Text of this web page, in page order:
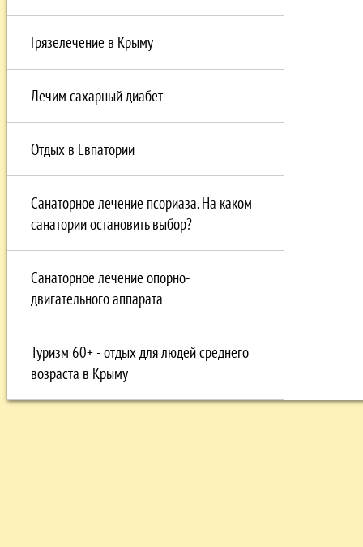
Грязелечение в Крыму
Лечим сахарный диабет
Отдых в Eвпатории
Санаторное лечение псориаза. На каком
санатории остановить выбор?
Санаторное лечение опорно-
двигательного аппарата
Туризм 60+ - отдых для людей среднего
возраста в Крыму